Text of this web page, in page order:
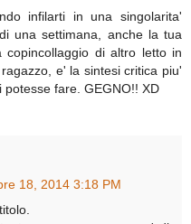
infilarti in una singolarita'
una settimana, anche la tua
di altro letto in
e' la sintesi critica piu'
fare. GEGNO!! XD
18, 2014 3:18 PM